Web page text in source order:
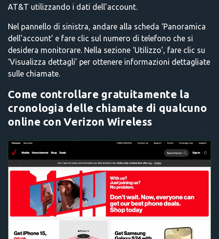
AT&T utilizzando i dati dell'account.
Nel pannello di sinistra, andare alla scheda ‘Panoramica
dell'account’ e fare clic sul numero di telefono che si
desidera monitorare. Nella sezione ‘Utilizzo’, fare clic su
‘Visualizza dettagli’ per ottenere informazioni dettagliate
sulle chiamate.
Come controllare gratuitamente la
cronologia delle chiamate di qualcuno
online con Verizon Wireless